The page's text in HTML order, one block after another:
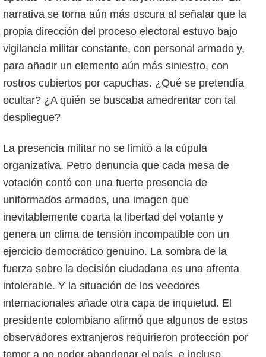
narrativa se torna aún más oscura al señalar que la
propia dirección del proceso electoral estuvo bajo
vigilancia militar constante, con personal armado y,
para añadir un elemento aún más siniestro, con
rostros cubiertos por capuchas. ¿Qué se pretendía
ocultar? ¿A quién se buscaba amedrentar con tal
despliegue?
La presencia militar no se limitó a la cúpula
organizativa. Petro denuncia que cada mesa de
votación contó con una fuerte presencia de
uniformados armados, una imagen que
inevitablemente coarta la libertad del votante y
genera un clima de tensión incompatible con un
ejercicio democrático genuino. La sombra de la
fuerza sobre la decisión ciudadana es una afrenta
intolerable. Y la situación de los veedores
internacionales añade otra capa de inquietud. El
presidente colombiano afirmó que algunos de estos
observadores extranjeros requirieron protección por